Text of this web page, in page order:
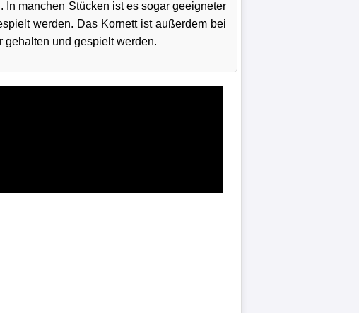
manchen Stücken ist es sogar geeigneter
werden. Das Kornett ist außerdem bei
gehalten und gespielt werden.